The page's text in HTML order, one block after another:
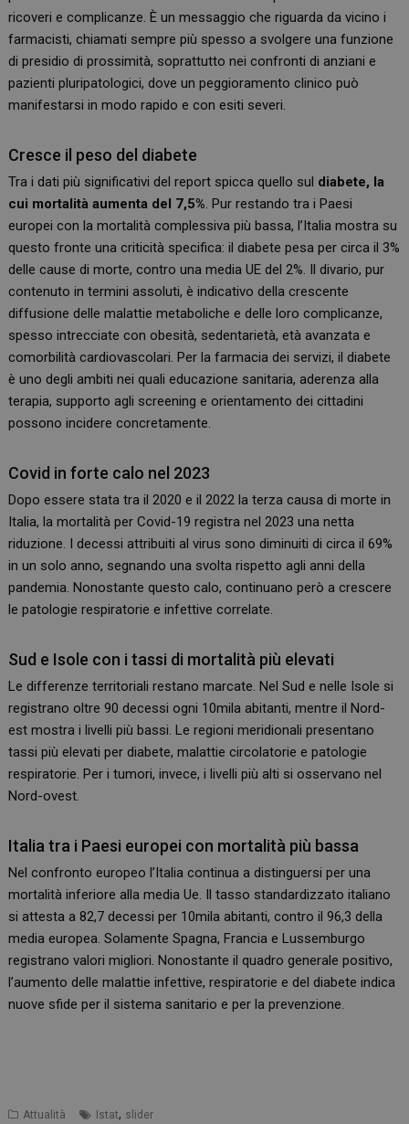
ricoveri e complicanze. È un messaggio che riguarda da vicino i
farmacisti, chiamati sempre più spesso a svolgere una funzione
di presidio di prossimità, soprattutto nei confronti di anziani e
pazienti pluripatologici, dove un peggioramento clinico può
manifestarsi in modo rapido e con esiti severi.
Cresce il peso del diabete
Tra i dati più significativi del report spicca quello sul diabete, la
cui mortalità aumenta del 7,5%. Pur restando tra i Paesi
europei con la mortalità complessiva più bassa, l’Italia mostra su
questo fronte una criticità specifica: il diabete pesa per circa il 3%
delle cause di morte, contro una media UE del 2%. Il divario, pur
contenuto in termini assoluti, è indicativo della crescente
diffusione delle malattie metaboliche e delle loro complicanze,
spesso intrecciate con obesità, sedentarietà, età avanzata e
comorbilità cardiovascolari. Per la farmacia dei servizi, il diabete
è uno degli ambiti nei quali educazione sanitaria, aderenza alla
terapia, supporto agli screening e orientamento dei cittadini
possono incidere concretamente.
Covid in forte calo nel 2023
Dopo essere stata tra il 2020 e il 2022 la terza causa di morte in
Italia, la mortalità per Covid-19 registra nel 2023 una netta
riduzione. I decessi attribuiti al virus sono diminuiti di circa il 69%
in un solo anno, segnando una svolta rispetto agli anni della
pandemia. Nonostante questo calo, continuano però a crescere
le patologie respiratorie e infettive correlate.
Sud e Isole con i tassi di mortalità più elevati
Le differenze territoriali restano marcate. Nel Sud e nelle Isole si
registrano oltre 90 decessi ogni 10mila abitanti, mentre il Nord-
est mostra i livelli più bassi. Le regioni meridionali presentano
tassi più elevati per diabete, malattie circolatorie e patologie
respiratorie. Per i tumori, invece, i livelli più alti si osservano nel
Nord-ovest.
Italia tra i Paesi europei con mortalità più bassa
Nel confronto europeo l’Italia continua a distinguersi per una
mortalità inferiore alla media Ue. Il tasso standardizzato italiano
si attesta a 82,7 decessi per 10mila abitanti, contro il 96,3 della
media europea. Solamente Spagna, Francia e Lussemburgo
registrano valori migliori. Nonostante il quadro generale positivo,
l’aumento delle malattie infettive, respiratorie e del diabete indica
nuove sfide per il sistema sanitario e per la prevenzione.
Attualità Istat, slider